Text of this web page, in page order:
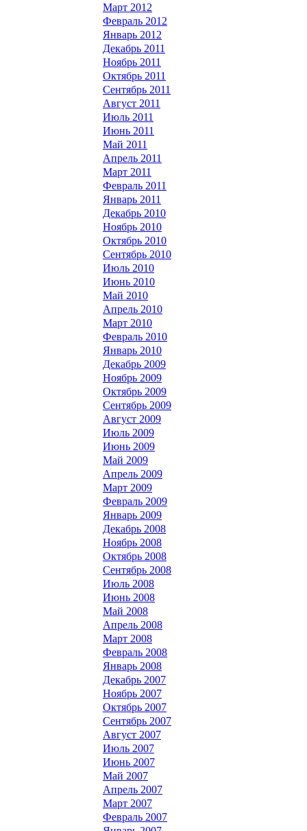
Март 2012
Февраль 2012
Январь 2012
Декабрь 2011
Ноябрь 2011
Октябрь 2011
Сентябрь 2011
Август 2011
Июль 2011
Июнь 2011
Май 2011
Апрель 2011
Март 2011
Февраль 2011
Январь 2011
Декабрь 2010
Ноябрь 2010
Октябрь 2010
Сентябрь 2010
Июль 2010
Июнь 2010
Май 2010
Апрель 2010
Март 2010
Февраль 2010
Январь 2010
Декабрь 2009
Ноябрь 2009
Октябрь 2009
Сентябрь 2009
Август 2009
Июль 2009
Июнь 2009
Май 2009
Апрель 2009
Март 2009
Февраль 2009
Январь 2009
Декабрь 2008
Ноябрь 2008
Октябрь 2008
Сентябрь 2008
Июль 2008
Июнь 2008
Май 2008
Апрель 2008
Март 2008
Февраль 2008
Январь 2008
Декабрь 2007
Ноябрь 2007
Октябрь 2007
Сентябрь 2007
Август 2007
Июль 2007
Июнь 2007
Май 2007
Апрель 2007
Март 2007
Февраль 2007